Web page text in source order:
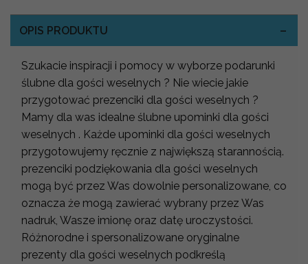
OPIS PRODUKTU
Szukacie inspiracji i pomocy w wyborze podarunki
ślubne dla gości weselnych ? Nie wiecie jakie
przygotować prezenciki dla gości weselnych ?
Mamy dla was idealne ślubne upominki dla gości
weselnych . Każde upominki dla gości weselnych
przygotowujemy ręcznie z największą starannością.
prezenciki podziękowania dla gości weselnych
mogą być przez Was dowolnie personalizowane, co
oznacza że mogą zawierać wybrany przez Was
nadruk, Wasze imionę oraz datę uroczystości.
Różnorodne i spersonalizowane oryginalne
prezenty dla gości weselnych podkreślą